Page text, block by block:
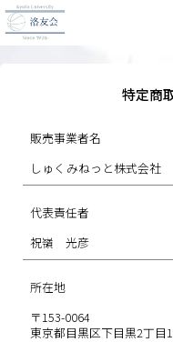
特定商
販売事業者名
しゅくみねっと株式会社
代表責任者
祝嶺 光彦
所在地
〒153-0064
東京都目黒区下目黒2丁目